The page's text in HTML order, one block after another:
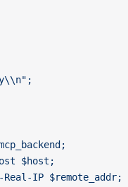
$host;
IP $remote_addr;